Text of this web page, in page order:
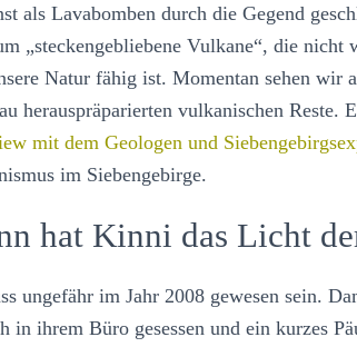
als Lavabomben durch die Gegend
„steckengebliebene Vulkane“, die
Natur fähig ist. Momentan sehen wir
herauspräparierten vulkanischen Reste.
mit dem Geologen und
im Siebengebirge.
hat Kinni das Licht
ungefähr im Jahr 2008 gewesen sein.
in ihrem Büro gesessen und ein kurzes